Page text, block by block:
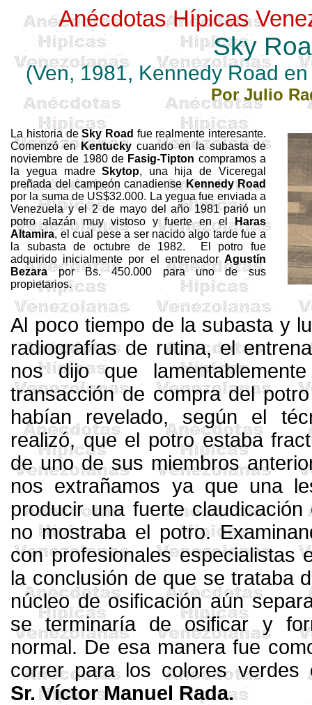
Anécdotas Hípicas
Sky
(Ven, 1981, Kennedy Road
Por Julio
La historia deSky Road fue realmente interesante.
Comenzó enKentucky cuando en la subasta de
noviembre de 1980 de Fasig-Tipton compramos a
la yegua madreSkytop, una hija de Viceregal
preñada del campeón canadienseKennedy Road
por la suma de US$32.000. La yegua fue enviada a
Venezuela y el 2 de mayo del año 1981 parió un
potro alazán muy vistoso y fuerte en elHaras
Altamira, el cual pese a ser nacido algo tarde fue a
la subasta de octubre de 1982. El potro fue
adquirido inicialmente por el entrenadorAgustín
Bezarapor Bs. 450.000 para uno de sus
propietarios.
Al poco tiempo de la subasta y
radiografías de rutina, el
nos dijo que
transacción de compra del
habían revelado, según el
realizó, que el potro estaba
de uno de sus miembros
nos extrañamos ya que una
producir una fuerte
no mostraba el potro.
con profesionales especialistas
la conclusión de que se trataba
núcleo de osificación aún
se terminaría de osificar y
normal. De esa manera fue
correr para los colores verdes
Sr. Víctor Manuel Rada.